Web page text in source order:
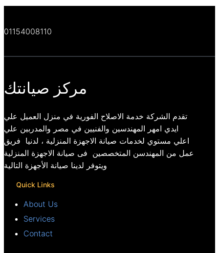
01154008110
مركز صيانتك
تقدم الشركة خدمة الاصلاح الفورية في منزل العميل علي
ايدي امهر المهندسين والفنيين في مصر والمدربين علي
اعلي مستوي لخدمات صيانة الاجهزة المنزلية ، لدنيا فريق
عمل من المهندسن المتخصصين فى صيانة الاجهزة المنزلية
ويتوفر لدينا صيانة الأجهزة التالية
Quick Links
About Us
Services
Contact